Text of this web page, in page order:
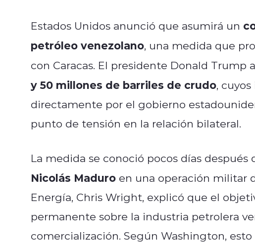
Estados Unidos anunció que asumirá un
petróleo venezolano, una medida que
con Caracas. El presidente Donald
y 50 millones de barriles de crudo,
directamente por el gobierno
punto de tensión en la relación bilateral.
La medida se conoció pocos días después
Nicolás Maduro en una operación militar
Energía, Chris Wright, explicó que el
permanente sobre la industria petrolera
comercialización. Según Washington,